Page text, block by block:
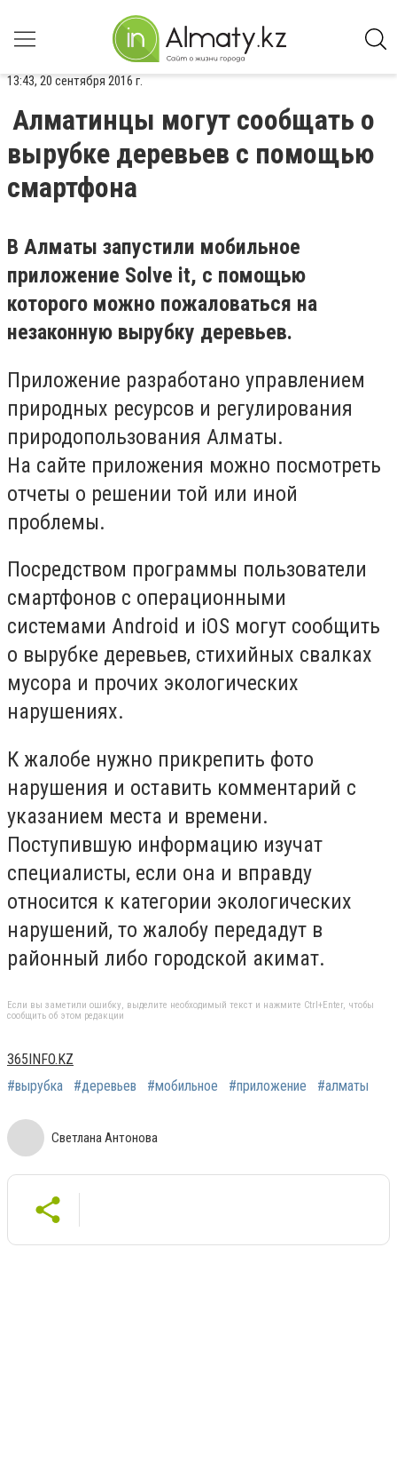
13:43, 20 сентября 2016 г.
Алматинцы могут сообщать о
вырубке деревьев с помощью
смартфона
В Алматы запустили мобильное
приложение Solve it, с помощью
которого можно пожаловаться на
незаконную вырубку деревьев.
Приложение разработано управлением
природных ресурсов и регулирования
природопользования Алматы.
На сайте приложения можно посмотреть
отчеты о решении той или иной
проблемы.
Посредством программы пользователи
смартфонов с операционными
системами Android и iOS могут сообщить
о вырубке деревьев, стихийных свалках
мусора и прочих экологических
нарушениях.
К жалобе нужно прикрепить фото
нарушения и оставить комментарий с
указанием места и времени.
Поступившую информацию изучат
специалисты, если она и вправду
относится к категории экологических
нарушений, то жалобу передадут в
районный либо городской акимат.
Если вы заметили ошибку, выделите необходимый текст и нажмите Ctrl+Enter, чтобы
сообщить об этом редакции
365INFO.KZ
#вырубка
#деревьев #мобильное #приложение #алматы
Светлана Антонова